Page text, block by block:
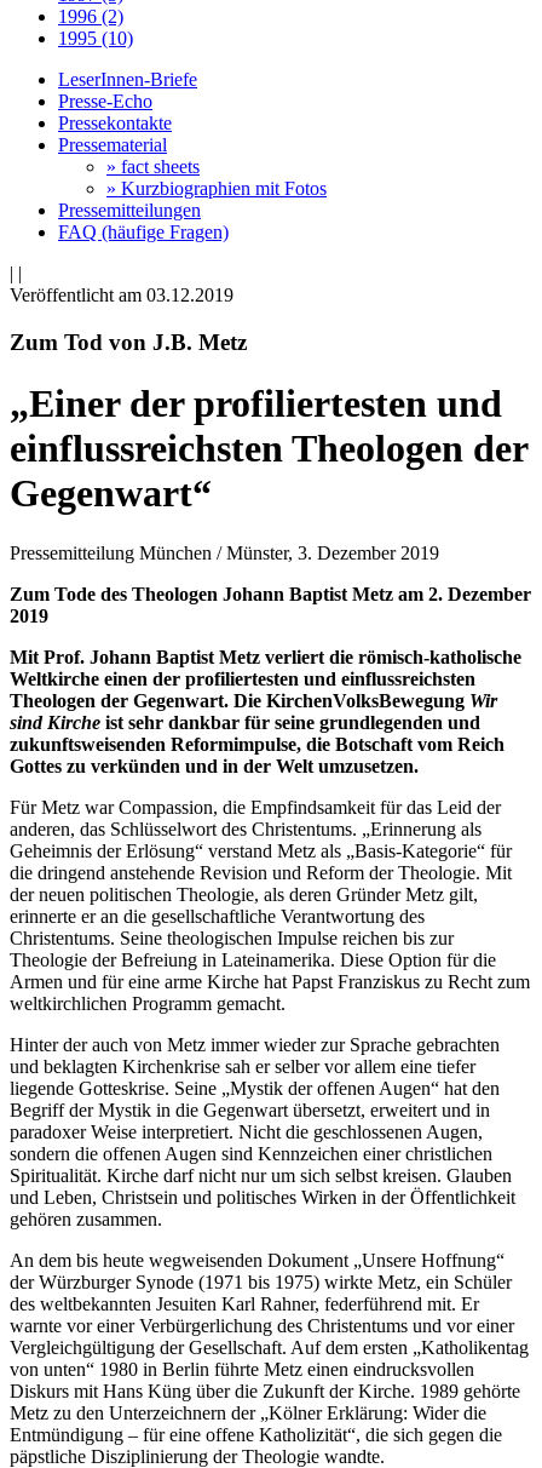
1996 (2)
1995 (10)
LeserInnen-Briefe
Presse-Echo
Pressekontakte
Pressematerial
» fact sheets
» Kurzbiographien mit Fotos
Pressemitteilungen
FAQ (häufige Fragen)
| |
Veröffentlicht am 03­.12.2019
Zum Tod von J.B. Metz
„Einer der profiliertesten und
einflussreichsten Theologen der
Gegenwart“
Pressemitteilung München / Münster, 3. Dezember 2019
Zum Tode des Theologen Johann Baptist Metz am 2. Dezember
2019
Mit Prof. Johann Baptist Metz verliert die römisch-katholische
Weltkirche einen der profiliertesten und einflussreichsten
Theologen der Gegenwart. Die KirchenVolksBewegung Wir
sind Kirche ist sehr dankbar für seine grundlegenden und
zukunftsweisenden Reformimpulse, die Botschaft vom Reich
Gottes zu verkünden und in der Welt umzusetzen.
Für Metz war Compassion, die Empfindsamkeit für das Leid der
anderen, das Schlüsselwort des Christentums. „Erinnerung als
Geheimnis der Erlösung“ verstand Metz als „Basis-Kategorie“ für
die dringend anstehende Revision und Reform der Theologie. Mit
der neuen politischen Theologie, als deren Gründer Metz gilt,
erinnerte er an die gesellschaftliche Verantwortung des
Christentums. Seine theologischen Impulse reichen bis zur
Theologie der Befreiung in Lateinamerika. Diese Option für die
Armen und für eine arme Kirche hat Papst Franziskus zu Recht zum
weltkirchlichen Programm gemacht.
Hinter der auch von Metz immer wieder zur Sprache gebrachten
und beklagten Kirchenkrise sah er selber vor allem eine tiefer
liegende Gotteskrise. Seine „Mystik der offenen Augen“ hat den
Begriff der Mystik in die Gegenwart übersetzt, erweitert und in
paradoxer Weise interpretiert. Nicht die geschlossenen Augen,
sondern die offenen Augen sind Kennzeichen einer christlichen
Spiritualität. Kirche darf nicht nur um sich selbst kreisen. Glauben
und Leben, Christsein und politisches Wirken in der Öffentlichkeit
gehören zusammen.
An dem bis heute wegweisenden Dokument „Unsere Hoffnung“
der Würzburger Synode (1971 bis 1975) wirkte Metz, ein Schüler
des weltbekannten Jesuiten Karl Rahner, federführend mit. Er
warnte vor einer Verbürgerlichung des Christentums und vor einer
Vergleichgültigung der Gesellschaft. Auf dem ersten „Katholikentag
von unten“ 1980 in Berlin führte Metz einen eindrucksvollen
Diskurs mit Hans Küng über die Zukunft der Kirche. 1989 gehörte
Metz zu den Unterzeichnern der „Kölner Erklärung: Wider die
Entmündigung – für eine offene Katholizität“, die sich gegen die
päpstliche Disziplinierung der Theologie wandte.